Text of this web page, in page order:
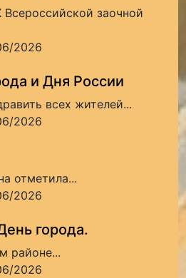
заочной
2026
и Дня России
всех жителей...
2026
отметила...
2026
города.
районе...
2026